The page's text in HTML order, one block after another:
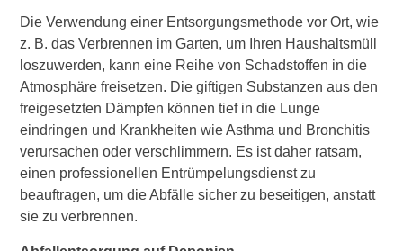
Die Verwendung einer Entsorgungsmethode vor Ort, wie
z. B. das Verbrennen im Garten, um Ihren Haushaltsmüll
loszuwerden, kann eine Reihe von Schadstoffen in die
Atmosphäre freisetzen. Die giftigen Substanzen aus den
freigesetzten Dämpfen können tief in die Lunge
eindringen und Krankheiten wie Asthma und Bronchitis
verursachen oder verschlimmern. Es ist daher ratsam,
einen professionellen Entrümpelungsdienst zu
beauftragen, um die Abfälle sicher zu beseitigen, anstatt
sie zu verbrennen.